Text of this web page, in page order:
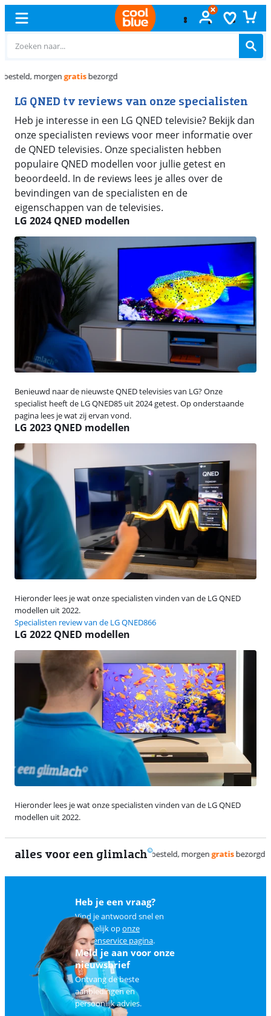
LG QNED tv reviews van onze specialisten
Heb je interesse in een LG QNED televisie? Bekijk dan
onze specialisten reviews voor meer informatie over
de QNED televisies. Onze specialisten hebben
populaire QNED modellen voor jullie getest en
beoordeeld. In de reviews lees je alles over de
bevindingen van de specialisten en de
eigenschappen van de televisies.
LG 2024 QNED modellen
Benieuwd naar de nieuwste QNED televisies van LG? Onze
specialist heeft de LG QNED85 uit 2024 getest. Op onderstaande
pagina lees je wat zij ervan vond.
LG 2023 QNED modellen
Hieronder lees je wat onze specialisten vinden van de LG QNED
modellen uit 2022.
Specialisten review van de LG QNED866
LG 2022 QNED modellen
Hieronder lees je wat onze specialisten vinden van de LG QNED
modellen uit 2022.
alles voor een glimlach
Heb je een vraag?
Vind je antwoord snel en
makkelijk oponze
klantenservice pagina.
Meld je aan voor onze
nieuwsbrief
Ontvang de beste
aanbiedingen en
persoonlijk advies.